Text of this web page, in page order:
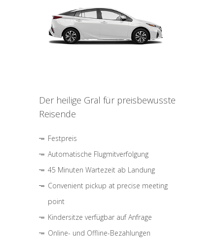
Der heilige Gral für preisbewusste
Reisende
Festpreis
Automatische Flugmitverfolgung
45 Minuten Wartezeit ab Landung
Convenient pickup at precise meeting
point
Kindersitze verfügbar auf Anfrage
Online- und Offline-Bezahlungen